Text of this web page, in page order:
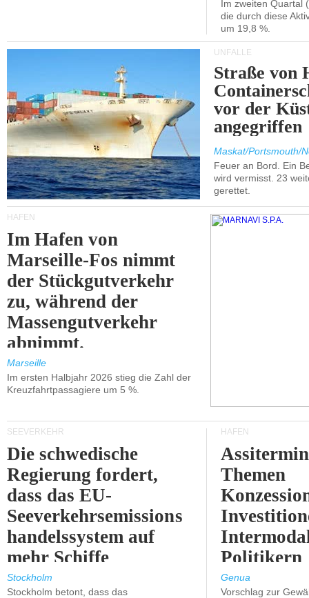
Im zweiten Quartal
die durch diese
um 19,8 %.
UNFÄLLE
Straße von
vor der
angegriffen
Maskat/Portsmouth/
Feuer an Bord. Ein
wird vermisst. 23
gerettet.
HÄFEN
Im Hafen von
Marseille-Fos nimmt
der Stückgutverkehr
zu, während der
Massengutverkehr
abnimmt.
Marseille
Im ersten Halbjahr 2026 stieg die Zahl der
Kreuzfahrtpassagiere um 5 %.
SEEVERKEHR
Die schwedische
Regierung fordert,
dass das EU-
Seeverkehrsemissions
handelssystem auf
mehr Schiffe
ausgeweitet wird.
Stockholm
Stockholm betont, dass das
HÄFEN
Themen
Politikern
Genua
Vorschlag zur